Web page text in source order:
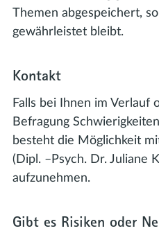
Themen abgespeichert,
gewährleistet bleibt.
Kontakt
Falls bei Ihnen im Verlauf
Befragung
besteht die Möglichkeit
(Dipl. –Psych. Dr. Juliane
aufzunehmen.
Gibt es Risiken oder